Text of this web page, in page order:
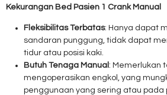
Kekurangan Bed Pasien 1 Crank Manual
Fleksibilitas Terbatas: Hanya dapat
sandaran punggung, tidak dapat
tidur atau posisi kaki.
Butuh Tenaga Manual : Memerlukan
mengoperasikan engkol, yang
penggunaan yang sering atau pada